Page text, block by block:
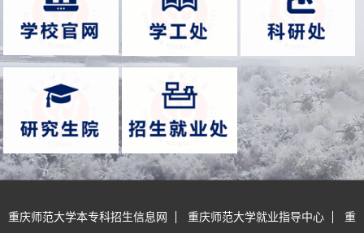
重庆师范大学本专科招生信息网 重庆师范大学就业指导中心 重